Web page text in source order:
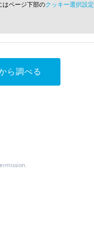
はページ下部のクッキー選択設定
ら調べる